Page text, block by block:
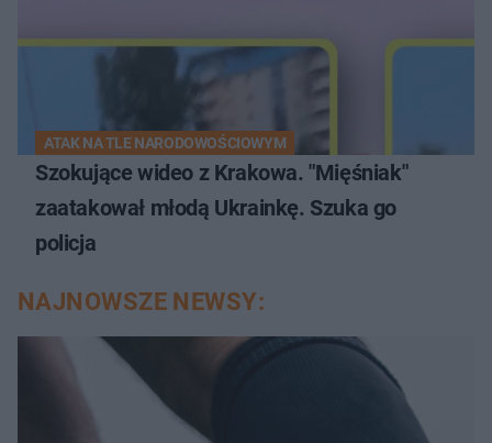
ATAK NA TLE NARODOWOŚCIOWYM
Szokujące wideo z Krakowa. "Mięśniak"
zaatakował młodą Ukrainkę. Szuka go
policja
NAJNOWSZE NEWSY: